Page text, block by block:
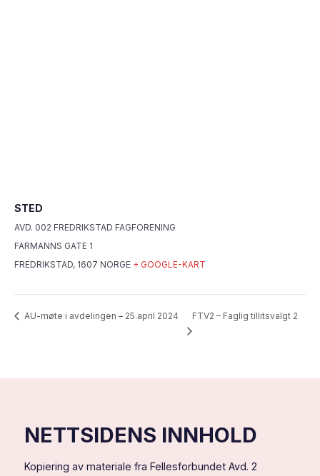
STED
AVD. 002 FREDRIKSTAD FAGFORENING
FARMANNS GATE 1
FREDRIKSTAD, 1607 NORGE + GOOGLE-KART
AU-møte i avdelingen – 25.april 2024 FTV2 – Faglig tillitsvalgt 2
NETTSIDENS INNHOLD
Kopiering av materiale fra Fellesforbundet Avd. 2